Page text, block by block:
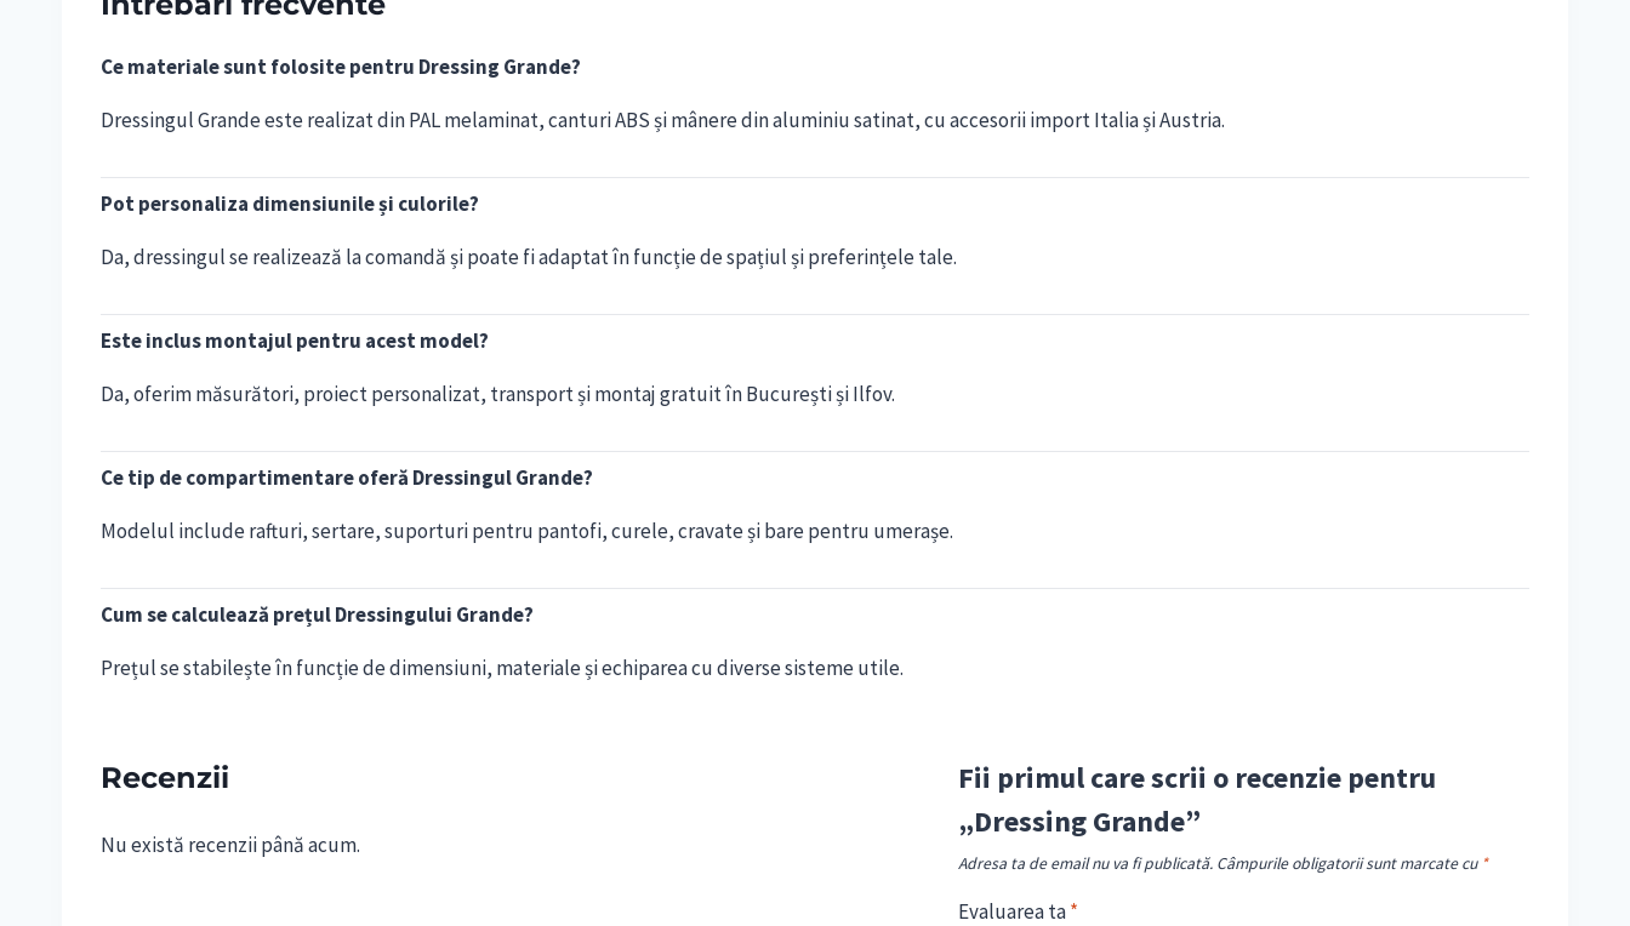
Ce materiale sunt folosite pentru Dressing Grande?
Dressingul Grande este realizat din PAL melaminat, canturi ABS și mânere din aluminiu satinat, cu accesorii import Italia și Austria.
Pot personaliza dimensiunile și culorile?
Da, dressingul se realizează la comandă și poate fi adaptat în funcție de spațiul și preferințele tale.
Este inclus montajul pentru acest model?
Da, oferim măsurători, proiect personalizat, transport și montaj gratuit în București și Ilfov.
Ce tip de compartimentare oferă Dressingul Grande?
Modelul include rafturi, sertare, suporturi pentru pantofi, curele, cravate și bare pentru umerașe.
Cum se calculează prețul Dressingului Grande?
Prețul se stabilește în funcție de dimensiuni, materiale și echiparea cu diverse sisteme utile.
Recenzii
Nu există recenzii până acum.
Fii primul care scrii o recenzie pentru
„Dressing Grande”
Adresa ta de email nu va fi publicată. Câmpurile obligatorii sunt marcate cu *
Evaluarea ta*